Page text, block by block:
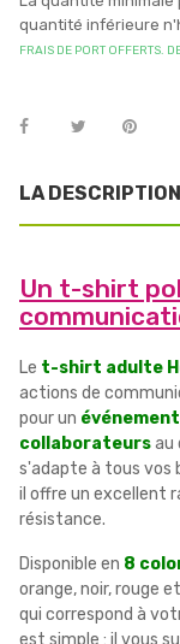
quantité inférieure
FRAIS DE PORT OFFERTS.
LA DESCRIPTION
Un t-shirt
Le t-shirt adulte
actions de
pour un
collaborateursau
s'adapte à tous vos
il offre un excellent
résistance.
Disponible en 8
orange, noir, rouge
qui correspond à